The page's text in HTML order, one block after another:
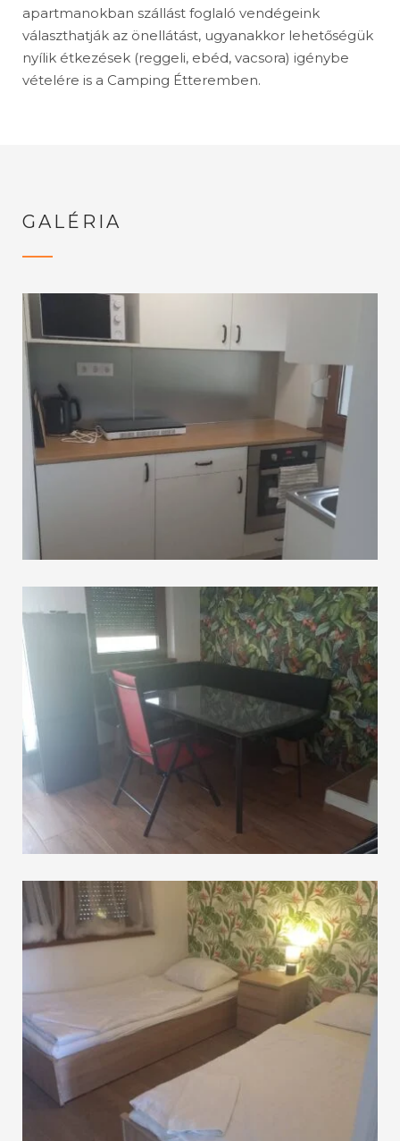
apartmanokban szállást foglaló vendégeink
választhatják az önellátást, ugyanakkor lehetőségük
nyílik étkezések (reggeli, ebéd, vacsora) igénybe
vételére is a Camping Étteremben.
GALÉRIA